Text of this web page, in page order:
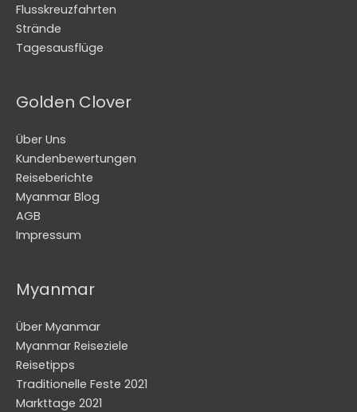
Flusskreuzfahrten
Strände
Tagesausflüge
Golden Clover
Über Uns
Kundenbewertungen
Reiseberichte
Myanmar Blog
AGB
Impressum
Myanmar
Über Myanmar
Myanmar Reiseziele
Reisetipps
Traditionelle Feste 2021
Markttage 2021